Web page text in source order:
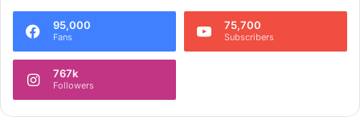
95,000
Fans
75,700
Subscribers
767k
Followers